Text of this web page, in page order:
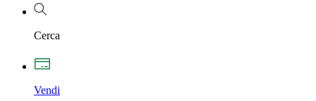
Cerca
Vendi